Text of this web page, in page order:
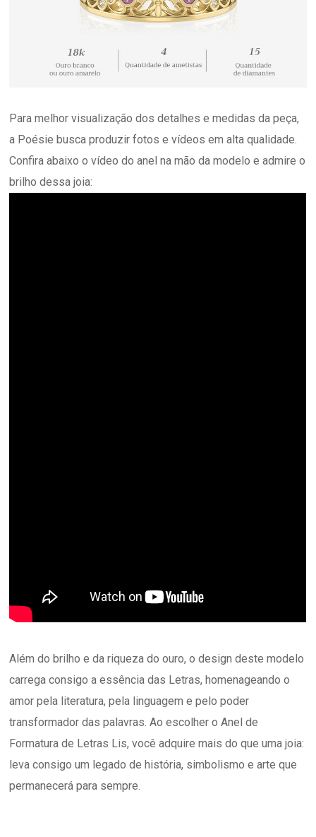
Para melhor visualização dos detalhes e medidas da peça,
a Poésie busca produzir fotos e vídeos em alta qualidade.
Confira abaixo o vídeo do anel na mão da modelo e admire o
brilho dessa joia:
Além do brilho e da riqueza do ouro, o design deste modelo
carrega consigo a essência das Letras, homenageando o
amor pela literatura, pela linguagem e pelo poder
transformador das palavras. Ao escolher o Anel de
Formatura de Letras Lis, você adquire mais do que uma joia:
leva consigo um legado de história, simbolismo e arte que
permanecerá para sempre.